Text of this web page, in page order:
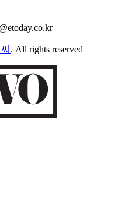
. All rights reserved